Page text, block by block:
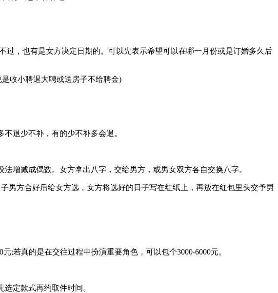
，也有是女方决定日期的。可以先表示希望可以在哪一月份或是订婚多久后
收小聘退大聘或送房子不给聘金)
退少不补，有的少不补多会退。
增减成偶数。女方拿出八字，交给男方，或男女双方各自交换八字。
男方合好后给女方选，女方将选好的日子写在红纸上，再放在红包里头交予男
;若真的是在交往过程中扮演重要角色，可以包个3000-6000元。
定款式再约取件时间。